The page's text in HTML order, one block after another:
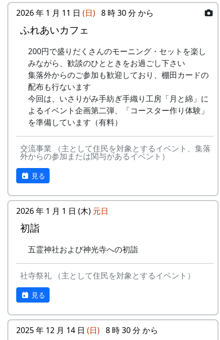
2026 年 1 月 11 日 (日) 8 時 30 分 から
ふれあいカフェ
200円で盛りだくさんのモーニング・セットを楽し
みながら、歓談のひとときをお過ごし下さい
集落外からのご参加も歓迎しており、棚田カードの
配布も行ないます
今回は、いさりがみ手紡ぎ手織り工房「月と綿」に
よるイベント企画第二弾、「コースター作り体験」
を準備しています（有料）
交流事業 （主として住民を対象とするイベント、集落
外からの参加または関与があるイベント）
見る
2026 年 1 月 1 日 (木) 元日
初詣
五霊神社および神光寺への初詣
社寺祭礼 （主として住民を対象とするイベント）
見る
2025 年 12 月 14 日 (日) 8 時 30 分 から